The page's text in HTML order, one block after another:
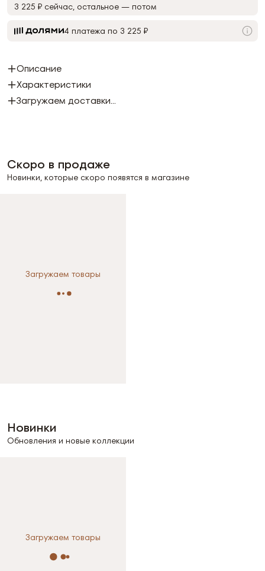
3 225 ₽ сейчас, остальное — потом
4 платежа по 3 225 ₽
Описание
Характеристики
Загружаем доставки...
Скоро в продаже
Новинки, которые скоро появятся в магазине
Загружаем товары
Новинки
Обновления и новые коллекции
Загружаем товары